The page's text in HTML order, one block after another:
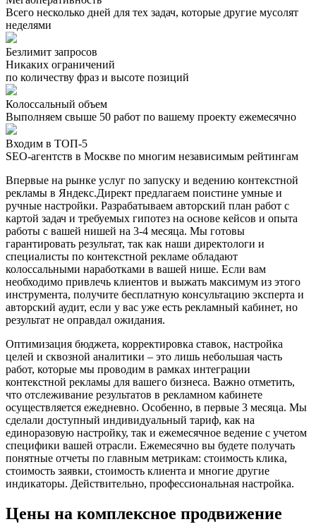
Всего несколько дней для тех задач, которые другие мусолят
неделями
Безлимит запросов
Никаких ограничений
по количеству фраз и высоте позиций
Колоссальный объем
Выполняем свыше 50 работ по вашему проекту ежемесячно
Входим в ТОП-5
SEO-агентств в Москве по многим независимым рейтингам
Впервые на рынке услуг по запуску и ведению контекстной
рекламы в Яндекс.Директ предлагаем поистине умные и
ручные настройки. Разрабатываем авторский план работ с
картой задач и требуемых гипотез на основе кейсов и опыта
работы с вашей нишей на 3-4 месяца. Мы готовы
гарантировать результат, так как наши директологи и
специалисты по контекстной рекламе обладают
колоссальными наработками в вашей нише. Если вам
необходимо привлечь клиентов и выжать максимум из этого
инструмента, получите бесплатную консультацию эксперта и
авторский аудит, если у вас уже есть рекламный кабинет, но
результат не оправдал ожидания.
Оптимизация бюджета, корректировка ставок, настройка
целей и сквозной аналитики – это лишь небольшая часть
работ, которые мы проводим в рамках интеграции
контекстной рекламы для вашего бизнеса. Важно отметить,
что отслеживание результатов в рекламном кабинете
осуществляется ежедневно. Особенно, в первые 3 месяца. Мы
сделали доступный индивидуальный тариф, как на
единоразовую настройку, так и ежемесячное ведение с учетом
специфики вашей отрасли. Ежемесячно вы будете получать
понятные отчеты по главным метрикам: стоимость клика,
стоимость заявки, стоимость клиента и многие другие
индикаторы. Действительно, профессиональная настройка.
Цены на комплексное продвижение